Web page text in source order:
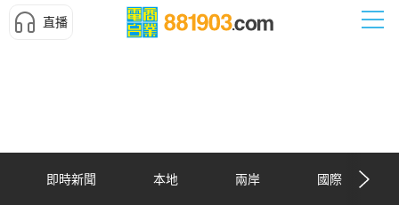
直播
即時新聞 本地 兩岸 國際